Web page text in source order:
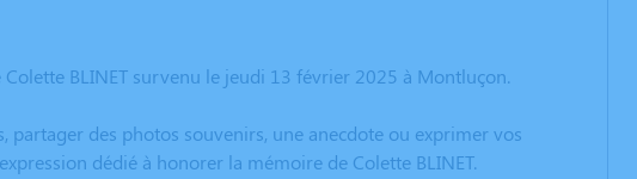
BLINET survenu le jeudi 13 février 2025 à Montluçon.
des photos souvenirs, une anecdote ou exprimer vos
dédié à honorer la mémoire de Colette BLINET.